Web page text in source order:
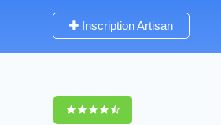
Inscription Artisan